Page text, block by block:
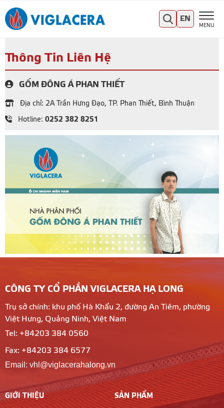
MENU
EN
Thông Tin Liên Hệ
GỐM ĐÔNG Á PHAN THIẾT
Địa chỉ: 2A Trần Hưng Đạo, TP. Phan Thiết, Bình Thuận
Hotline: 0252 382 8251
CÔNG TY CỔ PHẦN VIGLACERA HẠ LONG
Trụ sở chính: khu phố Hà Khẩu 2, đường An Tiêm, phường
Việt Hưng, Quảng Ninh, Việt Nam
Tel: +84203 384 0560
Fax: +84203 384 6577
Email: vhl@viglacerahalong.vn
GIỚI THIỆU SẢN PHẨM